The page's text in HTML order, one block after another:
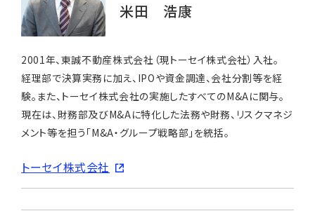
米田 浩康
2001年、東誠不動産株式会社（現トーセイ株式会社）入社。
経理部で決算実務に加え、IPOや資金調達、会社分割等を経
験。また、トーセイ株式会社の実施したすべてのM&Aに関与。
現在は、財務部及びM&Aに特化した法務や財務、リスクマネジ
メント等を担う「M&A・グループ戦略部」を統括。
トーセイ株式会社